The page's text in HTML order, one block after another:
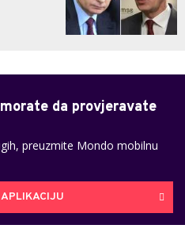
da provjeravate
preuzmite Mondo mobilnu